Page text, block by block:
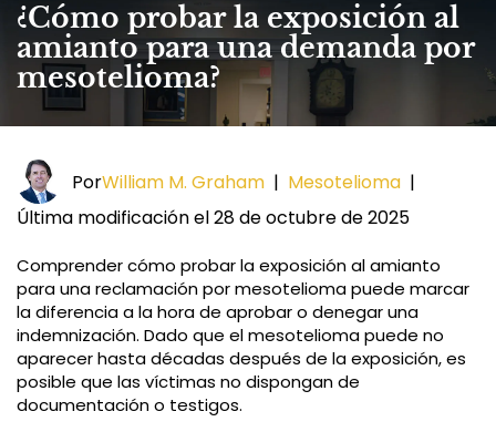
¿Cómo probar la exposición al
amianto para una demanda por
mesotelioma?
PorWilliam M. Graham | Mesotelioma |
Última modificación el 28 de octubre de 2025
Comprender cómo probar la exposición al amianto
para una reclamación por mesotelioma puede marcar
la diferencia a la hora de aprobar o denegar una
indemnización. Dado que el mesotelioma puede no
aparecer hasta décadas después de la exposición, es
posible que las víctimas no dispongan de
documentación o testigos.